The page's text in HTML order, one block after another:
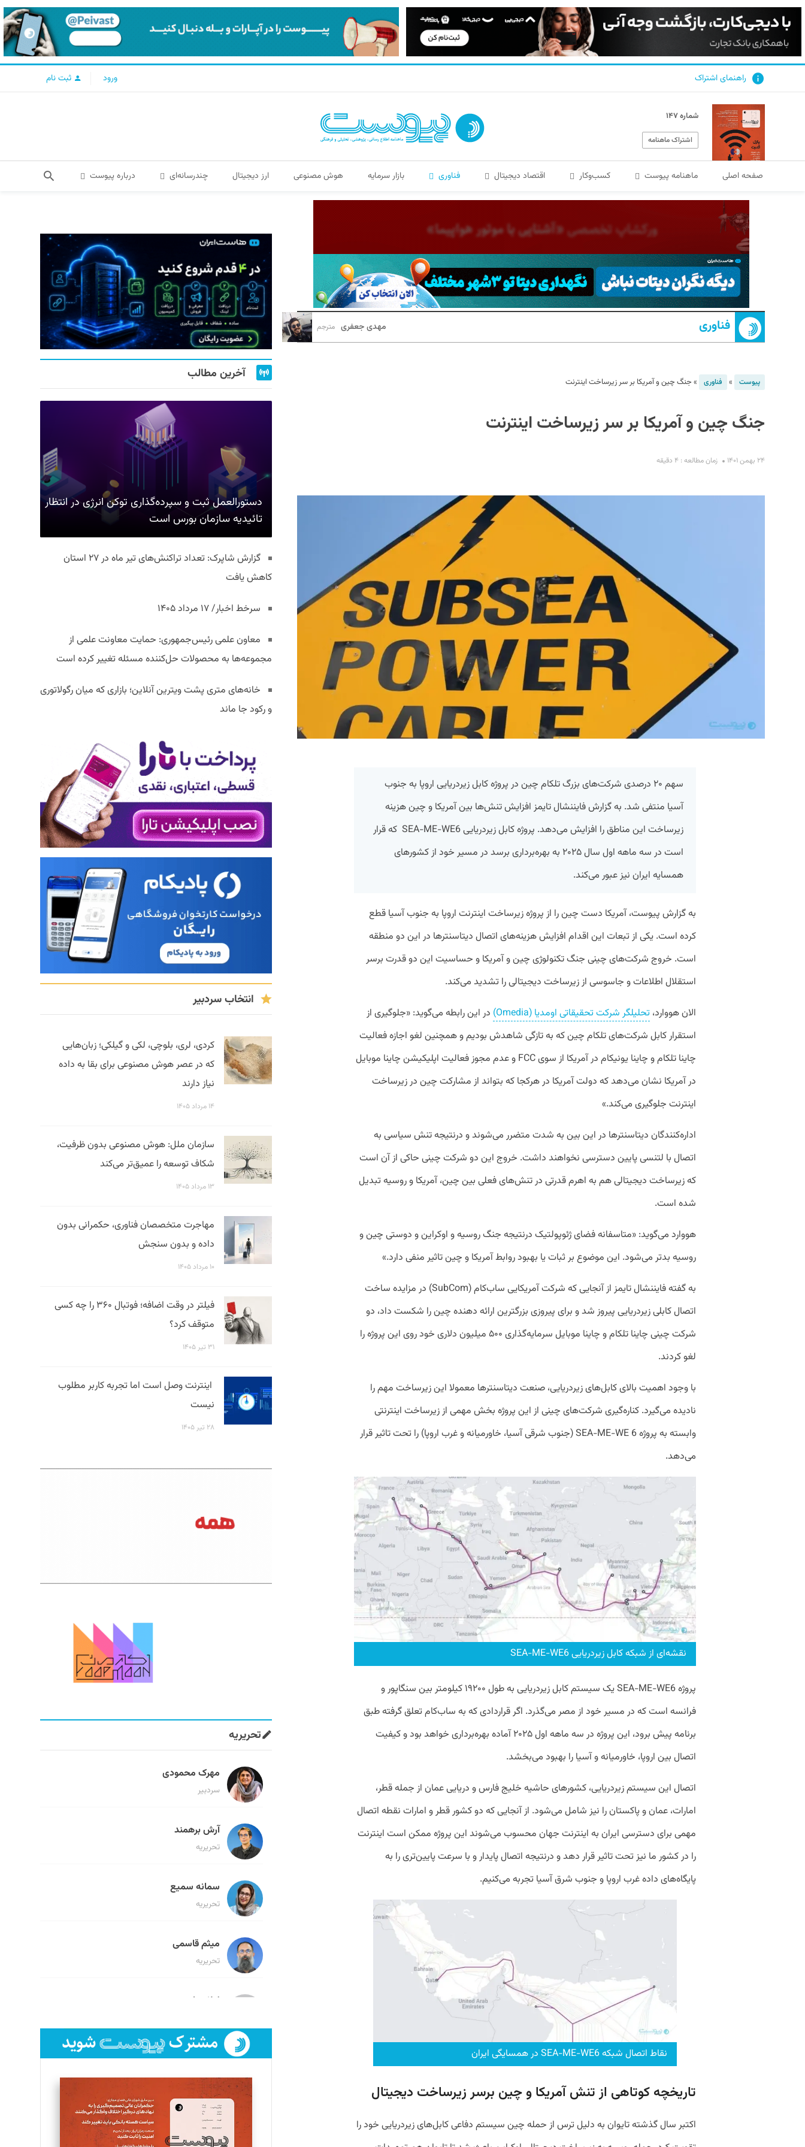
راهنمای اشتراک ورود ثبت نام
شماره ۱۴۷
اشتراک ماهنامه
صفحه اصلی ماهنامه پیوست کسب‌و‌کار اقتصاد دیجیتال فناوری بازار سرمایه هوش مصنوعی ارز دیجیتال چندرسانه‌ای درباره پیوست
فناوری مهدی جعفری مترجم
پیوست » فناوری » جنگ چین و آمریکا بر سر زیرساخت اینترنت
جنگ چین و آمریکا بر سر زیرساخت اینترنت
۲۴ بهمن ۱۴۰۱ زمان مطالعه : ۴ دقیقه
سهم ۲۰ درصدی شرکت‌های بزرگ تلکام چین در پروژه کابل زیردریایی اروپا به جنوب
آسیا منتفی شد. به گزارش فایننشال تایمز افزایش تنش‌ها بین آمریکا و چین هزینه
زیرساخت این مناطق را افزایش می‌دهد. پروژه کابل زیردریایی SEA-ME-WE6 که قرار
است در سه ماهه اول سال ۲۰۲۵ به بهره‌برداری برسد در مسیر خود از کشور‌های
همسایه ایران نیز عبور می‌کند.
به گزارش پیوست، آمریکا دست چین را از پروژه زیرساخت اینترنت اروپا به جنوب آسیا قطع
کرده است. یکی از تبعات این اقدام افزایش هزینه‌های اتصال دیتاسنترها در این دو منطقه
است. خروج شرکت‌های چینی جنگ تکنولوژی چین و آمریکا و حساسیت‌ این دو قدرت برسر
استقلال اطلاعات و جاسوسی از زیرساخت دیجیتالی را تشدید می‌کند.
الان هووارد،تحلیلگر شرکت تحقیقاتی اومدیا (Omedia)
در این رابطه می‌گوید: «جلوگیری از
استقرار کابل شرکت‌های تلکام چین که به تازگی شاهدش بودیم و همچنین لغو اجازه فعالیت
چاینا تلکام و چاینا یونیکام در آمریکا از سوی FCC و عدم مجوز فعالیت اپلیکیشن چاینا موبایل
در آمریکا نشان می‌دهد که دولت آمریکا در هرکجا که بتواند از مشارکت چین در زیرساخت
اینترنت جلوگیری می‌کند.»
اداره‌کنندگان دیتاسنترها در این بین به شدت متضرر می‌شوند و درنتیجه تنش سیاسی به
اتصال با لتنسی پایین دسترسی نخواهند داشت. خروج این دو شرکت چینی حاکی از آن است
که زیرساخت دیجیتالی هم به اهرم قدرتی در تنش‌های فعلی بین چین، آمریکا و روسیه تبدیل
شده است.
هووارد می‌گوید: «متاسفانه فضای ژئوپولتیک درنتیجه جنگ روسیه و اوکراین و دوستی چین و
روسیه بدتر می‌شود. این موضوع بر ثبات یا بهبود روابط آمریکا و چین تاثیر منفی دارد.»
به گفته فایننشال تایمز از آنجایی که شرکت آمریکایی ساب‌کام (SubCom) در مزایده ساخت
اتصال کابلی زیردریایی پیروز شد و برای پیروزی بزرگترین ارائه دهنده چین را شکست داد، دو
شرکت چینی چاینا تلکام و چاینا موبایل سرمایه‌گذاری ۵۰۰ میلیون دلاری خود روی این پروژه را
لغو کردند.
با وجود اهمیت بالای کابل‌های زیردریایی، صنعت دیتاسنترها معمولا این زیرساخت مهم را
نادیده می‌گیرد. کناره‌گیری شرکت‌های چینی از این پروژه بخش مهمی از زیرساخت اینترنتی
وابسته به پروژه SEA-ME-WE 6 (جنوب شرقی آسیا، خاورمیانه و غرب اروپا) را تحت تاثیر قرار
می‌دهد.
نقشه‌ای از شبکه کابل زیردریایی SEA-ME-WE6
پروژه SEA-ME-WE6 یک سیستم کابل زیردریایی به طول ۱۹۲۰۰ کیلومتر بین سنگاپور و
فرانسه است که در مسیر خود از مصر می‌گذرد. اگر قراردادی که به ساب‌کام تعلق گرفته طبق
برنامه پیش برود،‌ این پروژه در سه ماهه اول ۲۰۲۵ آماده بهره‌برداری خواهد بود و کیفیت
اتصال بین اروپا،‌ خاورمیانه و آسیا را بهبود می‌بخشد.
اتصال این سیستم زیردریایی، کشور‌های حاشیه خلیج فارس و دریایی عمان از جمله قطر،
امارات، عمان و پاکستان را نیز شامل می‌شود. از آنجایی که دو کشور قطر و امارات نقطه اتصال
مهمی برای دسترسی ایران به اینترنت جهان محسوب می‌شوند این پروژه ممکن است اینترنت
را در کشور ما نیز تحت تاثیر قرار دهد و درنتیجه اتصال پایدار و با سرعت پایین‌تری را به
پایگاه‌های داده غرب اروپا و جنوب شرق آسیا تجربه می‌کنیم.
نقاط اتصال شبکه SEA-ME-WE6 در همسایگی ایران
تاریخچه کوتاهی از تنش آمریکا و چین برسر زیرساخت دیجیتال
اکتبر سال گذشته تایوان به دلیل ترس از حمله چین سیستم دفاعی کابل‌های زیردریایی خود را
آخرین مطالب
دستورالعمل ثبت و سپرده‌گذاری توکن انرژی در انتظار
تائیدیه سازمان بورس است
گزارش شاپرک: تعداد تراکنش‌های تیر ماه در ۲۷ استان‌
کاهش یافت
سرخط اخبار/ ۱۷ مرداد ۱۴۰۵
معاون علمی رئیس‌جمهوری: حمایت معاونت علمی از
مجموعه‌ها به محصولات حل‌کننده مسئله تغییر کرده است
خانه‌های متری پشت ویترین آنلاین؛ بازاری که میان رگولاتوری
و رکود جا ماند
انتخاب سردبیر
کردی، لری، بلوچی، لکی و گیلکی؛ زبان‌هایی
که در عصر هوش مصنوعی برای بقا به داده
نیاز دارند
۱۴ مرداد ۱۴۰۵
سازمان ملل: هوش مصنوعی بدون ظرفیت،
شکاف توسعه را عمیق‌تر می‌کند
۱۳ مرداد ۱۴۰۵
مهاجرت متخصصان فناوری، حکمرانی بدون
داده و بدون سنجش
۱۰ مرداد ۱۴۰۵
فیلتر در وقت اضافه؛ فوتبال ۳۶۰ را چه کسی
متوقف کرد؟
۳۱ تیر ۱۴۰۵
اینترنت وصل است اما تجربه کاربر مطلوب
نیست
۲۸ تیر ۱۴۰۵
تحریریه
مهرک محمودی
سردبیر
آرش برهمند
تحریریه
سمانه سمیع
تحریریه
میثم قاسمی
تحریریه
لیلا حنارود
فائزه فتحی رستمی
تحریریه
سروش کرمیان
تحریریه